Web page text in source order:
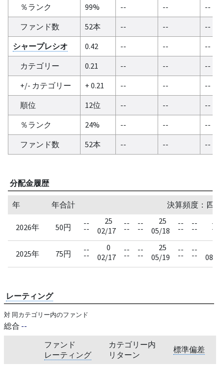
％ランク 99% -- --
--
ファンド数
52本 -- --
--
シャープレシオ
0.42 -- --
--
カテゴリー
0.21 -- --
--
+/- カテゴリー
+ 0.21 -- --
--
順位
12位 -- --
--
％ランク
24% -- --
--
ファンド数
52本 -- -- --
分配金履歴
年 年合計 決算頻度：四
2026年 50円 --
--
25
02/17
--
--
--
--
25
05/18
--
--
--
--
--
--
2025年 75円 --
--
0
02/17
--
--
--
--
25
05/19
--
--
--
--
08/
レーティング
対 同カテゴリー内のファンド
総合 --
ファンド
レーティング
カテゴリー内
リターン
標準偏差